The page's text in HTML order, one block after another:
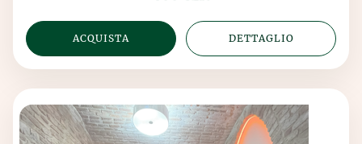
ACQUISTA DETTAGLIO